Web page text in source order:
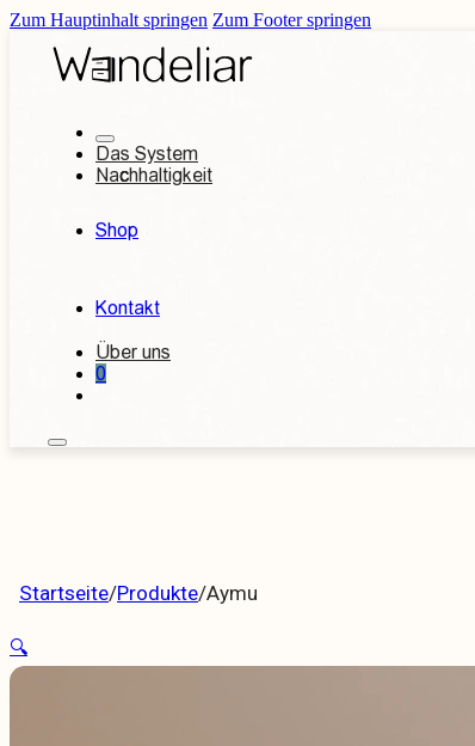
Zum Hauptinhalt springen Zum Footer springen
Das System
Nachhaltigkeit
Shop
Kontakt
Über uns
0
Startseite/Produkte/Aymu
🔍